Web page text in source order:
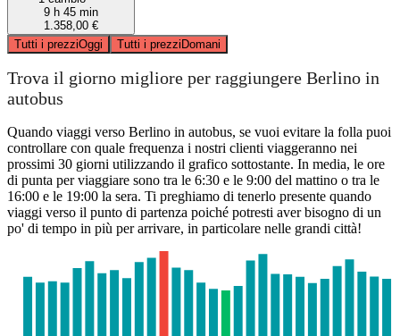
9 h 45 min
1.358,00 €
Tutti i prezziOggi Tutti i prezziDomani
Trova il giorno migliore per raggiungere Berlino in
autobus
Quando viaggi verso Berlino in autobus, se vuoi evitare la folla puoi
controllare con quale frequenza i nostri clienti viaggeranno nei
prossimi 30 giorni utilizzando il grafico sottostante. In media, le ore
di punta per viaggiare sono tra le 6:30 e le 9:00 del mattino o tra le
16:00 e le 19:00 la sera. Ti preghiamo di tenerlo presente quando
viaggi verso il punto di partenza poiché potresti aver bisogno di un
po' di tempo in più per arrivare, in particolare nelle grandi città!